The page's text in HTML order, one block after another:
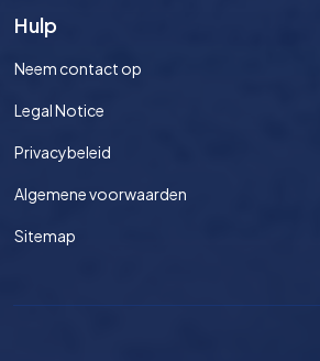
Hulp
Neem contact op
Legal Notice
Privacybeleid
Algemene voorwaarden
Sitemap